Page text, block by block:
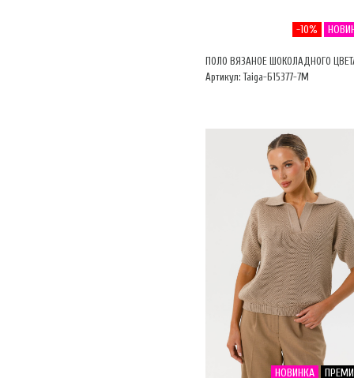
-10%
ПОЛО ВЯЗАНОЕ ШОКОЛАДНОГО
Артикул: Taiga-Б15377-7М
НОВИНКА